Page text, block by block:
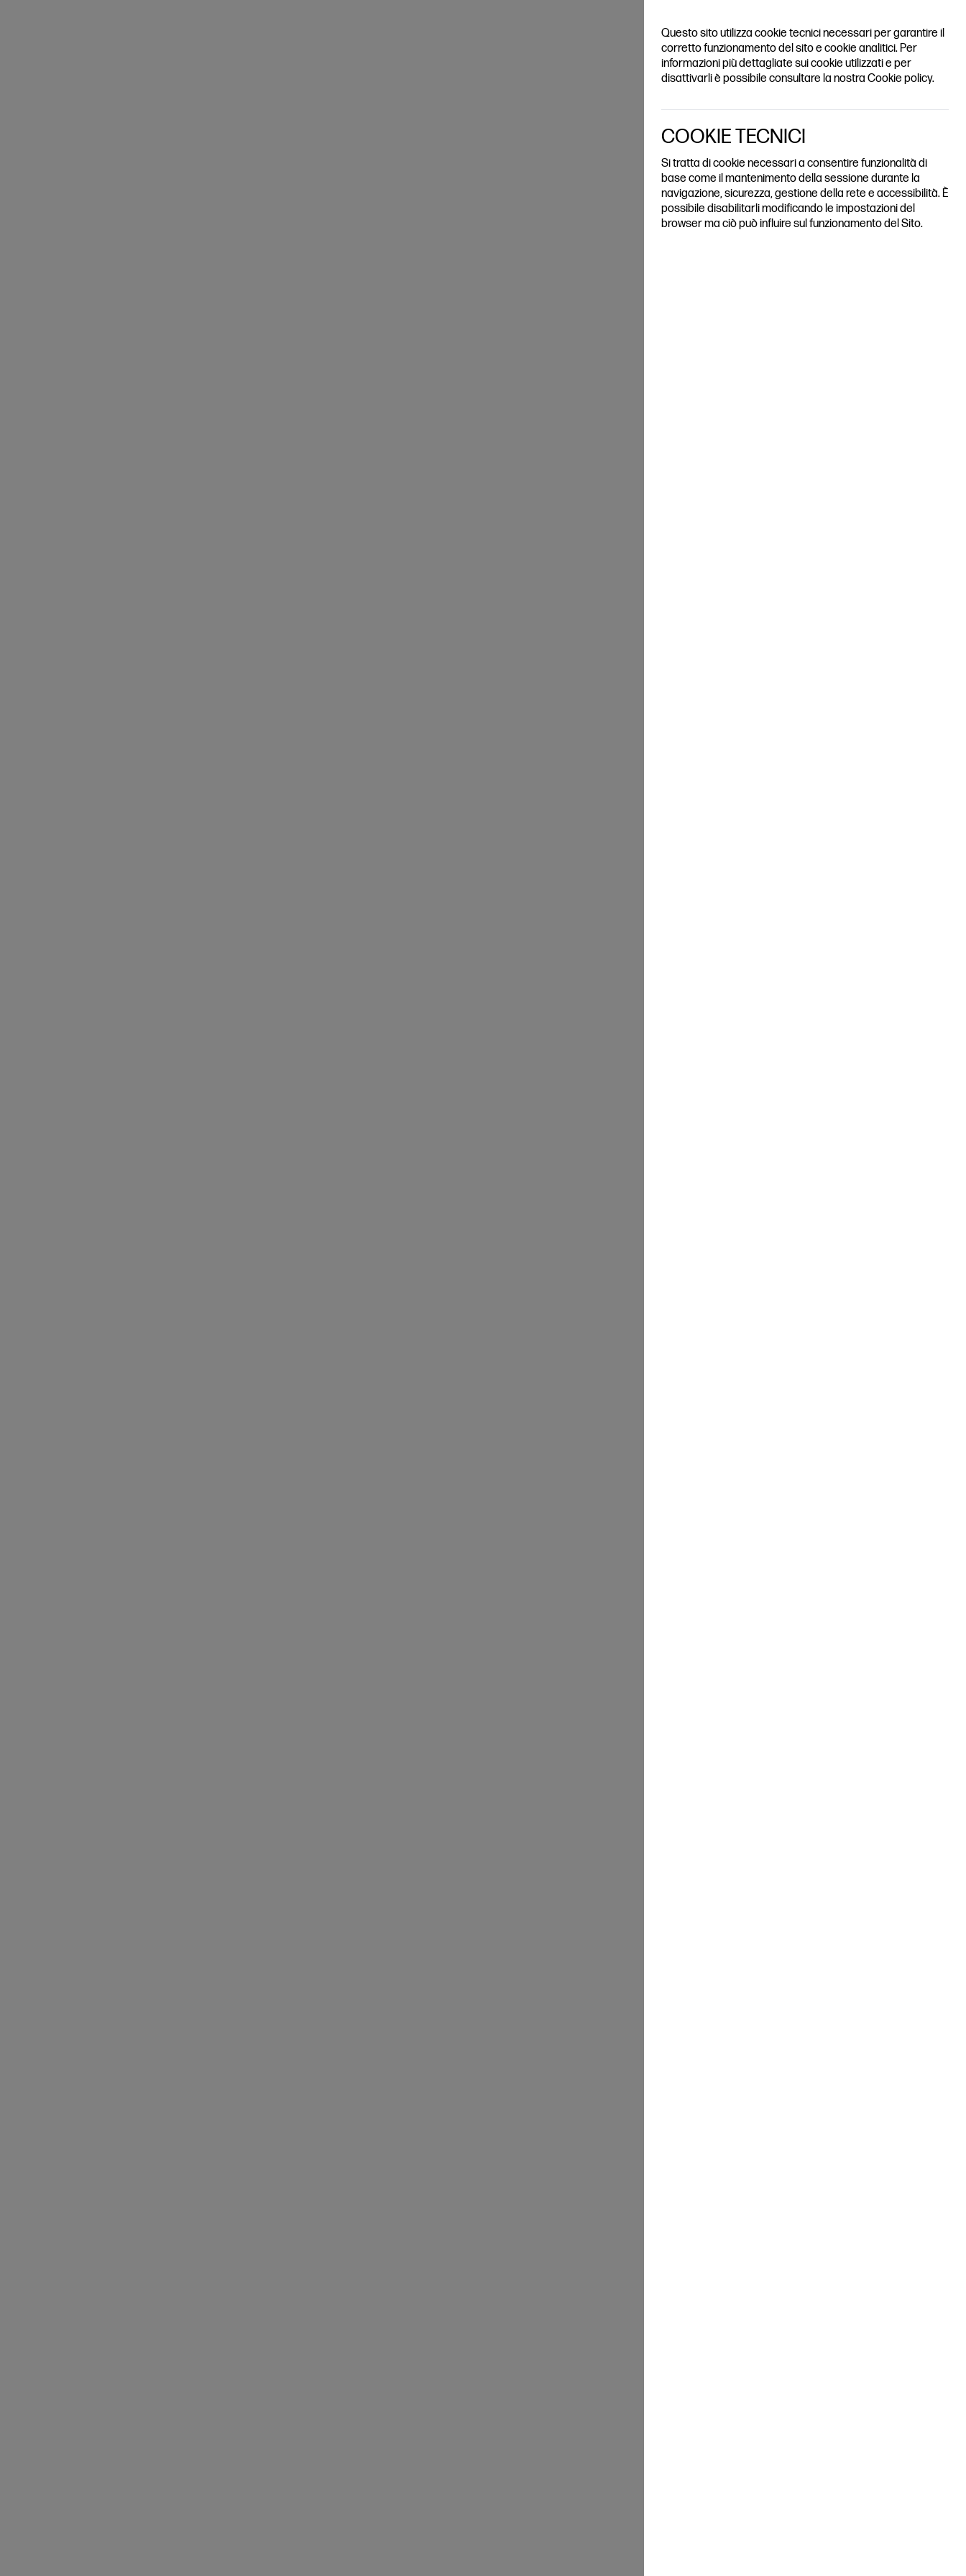
Questo sito utilizza cookie tecnici necessari per garantire il
corretto funzionamento del sito e cookie analitici. Per
informazioni più dettagliate sui cookie utilizzati e per
disattivarli è possibile consultare la nostra Cookie policy.
COOKIE TECNICI
Si tratta di cookie necessari a consentire funzionalità di
base come il mantenimento della sessione durante la
navigazione, sicurezza, gestione della rete e accessibilità. È
possibile disabilitarli modificando le impostazioni del
browser ma ciò può influire sul funzionamento del Sito.